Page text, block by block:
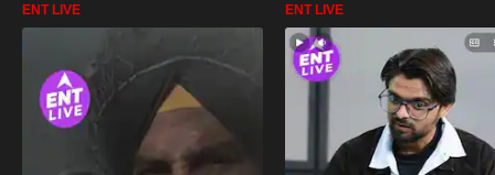
ENT LIVE ENT LIVE